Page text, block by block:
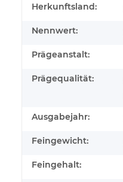
Herkunftsland:
Nennwert:
Prägeanstalt:
Prägequalität:
Ausgabejahr:
Feingewicht:
Feingehalt: